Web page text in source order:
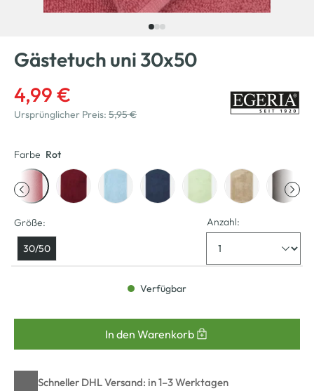
Gästetuch uni 30x50
4,99 €
Ursprünglicher Preis: 5,95 €
Farbe Rot
Größe:
30/50
Anzahl:
Verfügbar
In den Warenkorb
Schneller DHL Versand: in 1–3 Werktagen